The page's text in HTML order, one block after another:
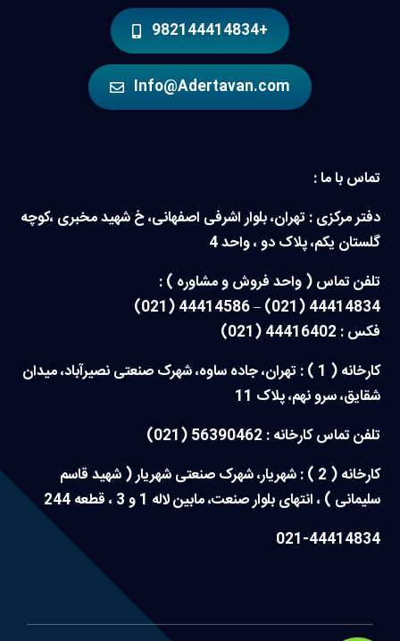
+982144414834
Info@Adertavan.com
تماس با ما :
دفتر مرکزی : تهران، بلوار اشرفی اصفهانی، خ شهید مخبری ،کوچه
گلستان یکم، پلاک دو ، واحد 4
تلفن تماس ( واحد فروش و مشاوره ) :
44414834 (021) – 44414586 (021)
فکس : 44416402 (021)
کارخانه ( 1 ) : تهران، جاده ساوه، شهرک صنعتی نصیرآباد، میدان
شقایق، سرو نهم، پلاک 11
تلفن تماس کارخانه : 56390462 (021)
کارخانه ( 2 ) : شهریار، شهرک صنعتی شهریار ( شهید قاسم
سلیمانی ) ، انتهای بلوار صنعت، مابین لاله 1 و 3 ، قطعه 244
021-44414834